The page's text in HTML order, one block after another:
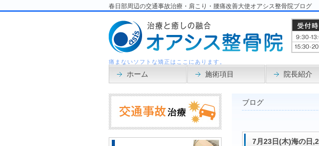
春日部周辺の交通事故治療・肩こり・腰痛改善大使オアシス整骨院ブログ
痛まないソフトな矯正はここにあります。
ホーム 施術項目 院長紹介
ブログ
7月23日(木)海の日